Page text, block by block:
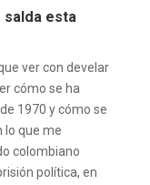
salda esta
ver con develar
cómo se ha
1970 y cómo se
lo que me
colombiano
política, en